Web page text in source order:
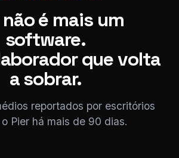
não é mais um
software.
que volta
a sobrar.
reportados por escritórios
Pier há mais de 90 dias.